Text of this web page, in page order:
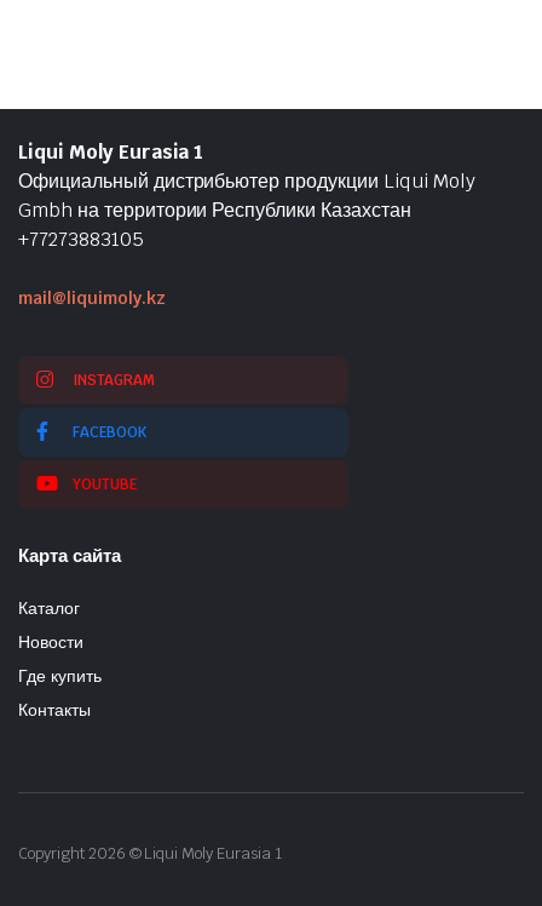
Liqui Moly Eurasia 1
Официальный дистрибьютер продукции Liqui Moly
Gmbh на территории Республики Казахстан
+77273883105
mail@liquimoly.kz
INSTAGRAM
FACEBOOK
YOUTUBE
Карта сайта
Каталог
Новости
Где купить
Контакты
Copyright 2026 © Liqui Moly Eurasia 1